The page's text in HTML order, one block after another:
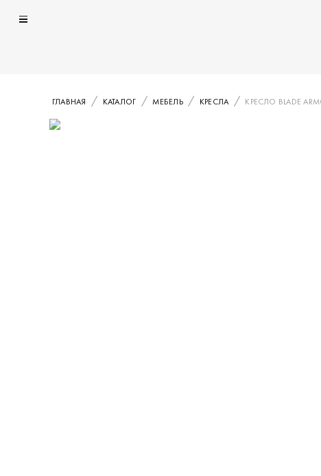
ГЛАВНАЯ КАТАЛОГ МЕБЕЛЬ КРЕСЛА КРЕСЛО BLADE